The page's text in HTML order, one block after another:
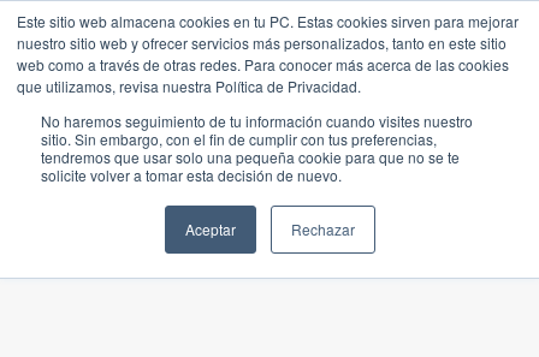
Este sitio web almacena cookies en tu PC. Estas cookies sirven para mejorar
nuestro sitio web y ofrecer servicios más personalizados, tanto en este sitio
web como a través de otras redes. Para conocer más acerca de las cookies
que utilizamos, revisa nuestra Política de Privacidad.
No haremos seguimiento de tu información cuando visites nuestro
sitio. Sin embargo, con el fin de cumplir con tus preferencias,
tendremos que usar solo una pequeña cookie para que no se te
solicite volver a tomar esta decisión de nuevo.
Aceptar Rechazar